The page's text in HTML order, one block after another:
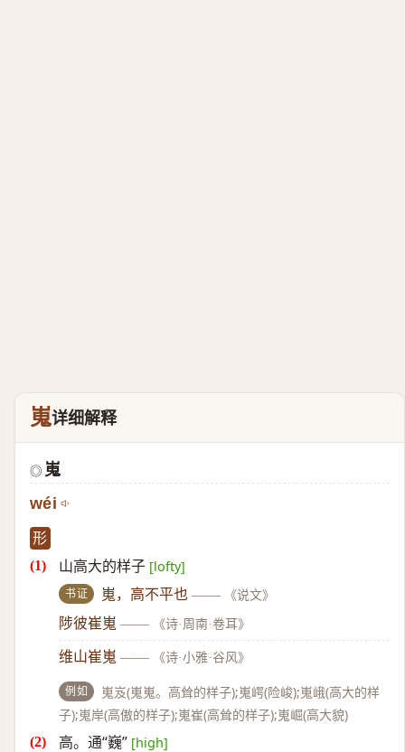
嵬详细解释
◎ 嵬
wéi
形
山高大的样子 [lofty]
书证 嵬，高不平也 —— 《说文》
陟彼崔嵬 —— 《诗·周南·卷耳》
维山崔嵬 —— 《诗·小雅·谷风》
例如
嵬岌(嵬嵬。高耸的样子);嵬崿(险峻);嵬峨(高大的样
子);嵬岸(高傲的样子);嵬崔(高耸的样子);嵬崛(高大貌)
高。通“巍” [high]